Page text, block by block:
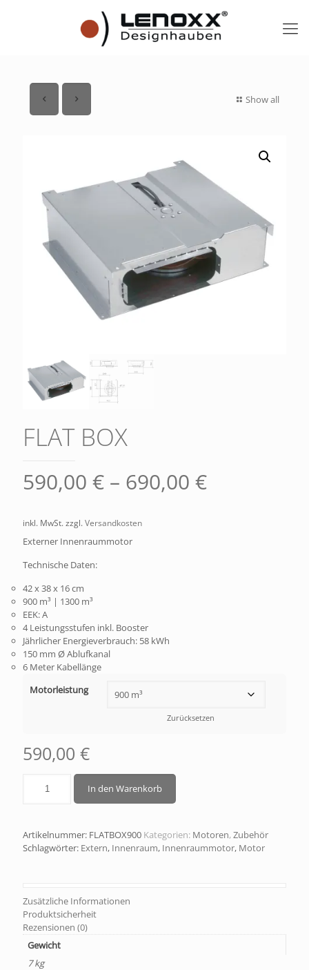
Show all
FLAT BOX
590,00 € – 690,00 €
inkl. MwSt. zzgl. Versandkosten
Externer Innenraummotor
Technische Daten:
42 x 38 x 16 cm
900 m³ | 1300 m³
EEK: A
4 Leistungsstufen inkl. Booster
Jährlicher Energieverbrauch: 58 kWh
150 mm Ø Ablufkanal
6 Meter Kabellänge
Motorleistung
Zurücksetzen
590,00 €
In den Warenkorb
Artikelnummer: FLATBOX900 Kategorien: Motoren,Zubehör
Schlagwörter: Extern, Innenraum, Innenraummotor, Motor
Zusätzliche Informationen
Produktsicherheit
Rezensionen (0)
Gewicht
7 kg